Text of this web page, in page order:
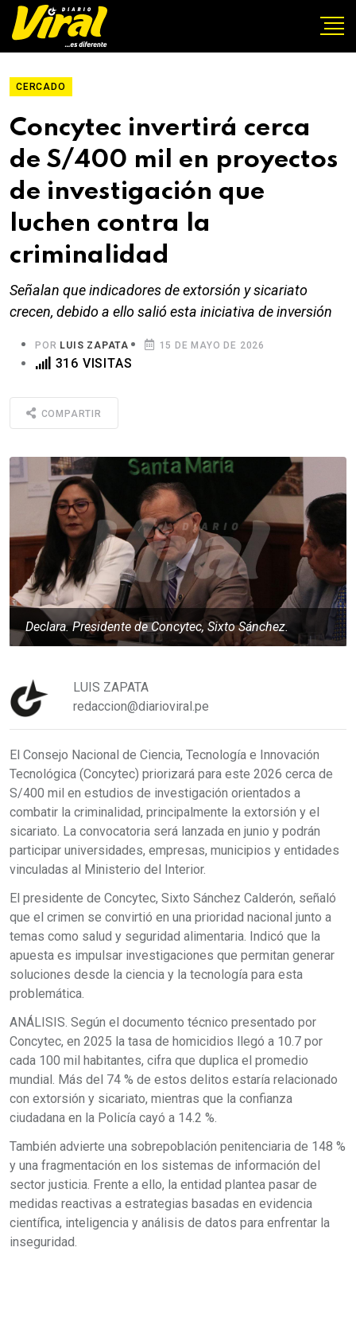
CERCADO
Concytec invertirá cerca
de S/400 mil en proyectos
de investigación que
luchen contra la
criminalidad
Señalan que indicadores de extorsión y sicariato
crecen, debido a ello salió esta iniciativa de inversión
POR LUIS ZAPATA 15 DE MAYO DE 2026
316 VISITAS
COMPARTIR
Declara. Presidente de Concytec, Sixto Sánchez.
LUIS ZAPATA
redaccion@diarioviral.pe
El Consejo Nacional de Ciencia, Tecnología e Innovación
Tecnológica (Concytec) priorizará para este 2026 cerca de
S/400 mil en estudios de investigación orientados a
combatir la criminalidad, principalmente la extorsión y el
sicariato. La convocatoria será lanzada en junio y podrán
participar universidades, empresas, municipios y entidades
vinculadas al Ministerio del Interior.
El presidente de Concytec, Sixto Sánchez Calderón, señaló
que el crimen se convirtió en una prioridad nacional junto a
temas como salud y seguridad alimentaria. Indicó que la
apuesta es impulsar investigaciones que permitan generar
soluciones desde la ciencia y la tecnología para esta
problemática.
ANÁLISIS. Según el documento técnico presentado por
Concytec, en 2025 la tasa de homicidios llegó a 10.7 por
cada 100 mil habitantes, cifra que duplica el promedio
mundial. Más del 74 % de estos delitos estaría relacionado
con extorsión y sicariato, mientras que la confianza
ciudadana en la Policía cayó a 14.2 %.
También advierte una sobrepoblación penitenciaria de 148 %
y una fragmentación en los sistemas de información del
sector justicia. Frente a ello, la entidad plantea pasar de
medidas reactivas a estrategias basadas en evidencia
científica, inteligencia y análisis de datos para enfrentar la
inseguridad.